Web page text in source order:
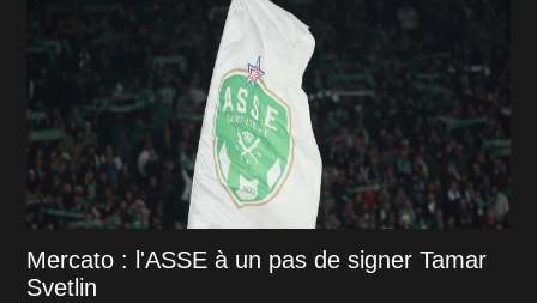
Mercato : l'ASSE à un pas de signer Tamar
Svetlin